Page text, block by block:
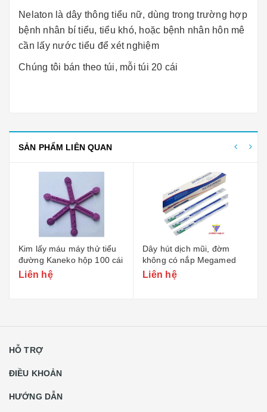
Nelaton là dây thông tiểu nữ, dùng trong trường hợp
bệnh nhân bí tiểu, tiểu khó, hoặc bệnh nhân hôn mê
cần lấy nước tiểu để xét nghiệm
Chúng tôi bán theo túi, mỗi túi 20 cái
SẢN PHẨM LIÊN QUAN
Kim lấy máu máy thử tiểu
đường Kaneko hộp 100 cái
Liên hệ
Dây hút dịch mũi, đờm
không có nắp Megamed
Liên hệ
HỖ TRỢ
ĐIỀU KHOẢN
HƯỚNG DẪN